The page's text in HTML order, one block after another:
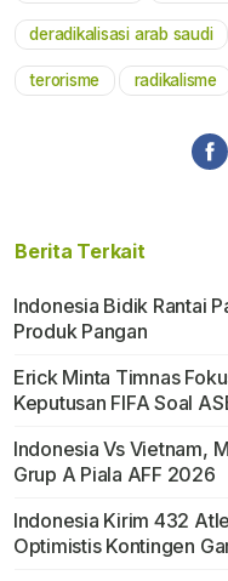
deradikalisasi arab saudi
terorisme radikalisme
Berita Terkait
Indonesia Bidik Rantai
Produk Pangan
Erick Minta Timnas
Keputusan FIFA Soal
Indonesia Vs Vietnam,
Grup A Piala AFF 2026
Indonesia Kirim 432
Optimistis Kontingen